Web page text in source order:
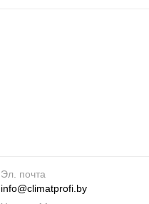
Эл. почта
info@climatprofi.by